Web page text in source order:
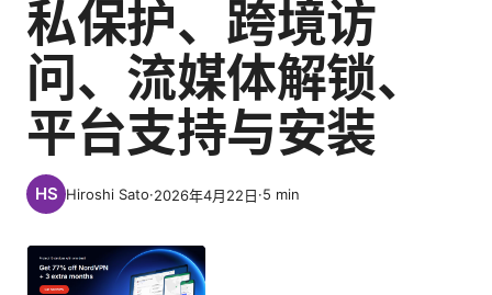
私保护、跨境访
问、流媒体解锁、
平台支持与安装
Hiroshi Sato·2026年4月22日·5 min